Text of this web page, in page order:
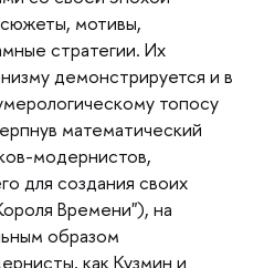
мотивы,
стратегии. Их
демонстрируется и
топосу
математический
модернистов,
для создания своих
Времени"), на
образом
как Кузмин и